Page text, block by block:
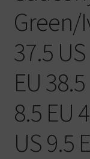
Kasse
Mein Konto
Shop
Warenkorb
Green/
37.5
EU
8.5 EU
US 9.5